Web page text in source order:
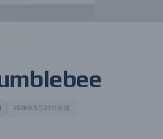
2026年5月21日创建